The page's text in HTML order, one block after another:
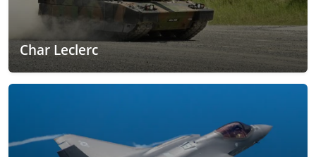
Char Leclerc